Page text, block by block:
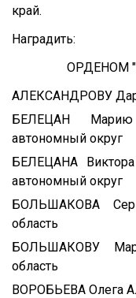
край.
Наградить:
ОРДЕНОМ
АЛЕКСАНДРОВУ
БЕЛЕЦАН Марию
автономный округ
БЕЛЕЦАНА
автономный округ
БОЛЬШАКОВА
область
БОЛЬШАКОВУ
область
ВОРОБЬЕВА Олега